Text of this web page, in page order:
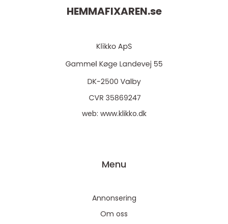
HEMMAFIXAREN.se
web: www.klikko.dk
Menu
Annonsering
Om oss